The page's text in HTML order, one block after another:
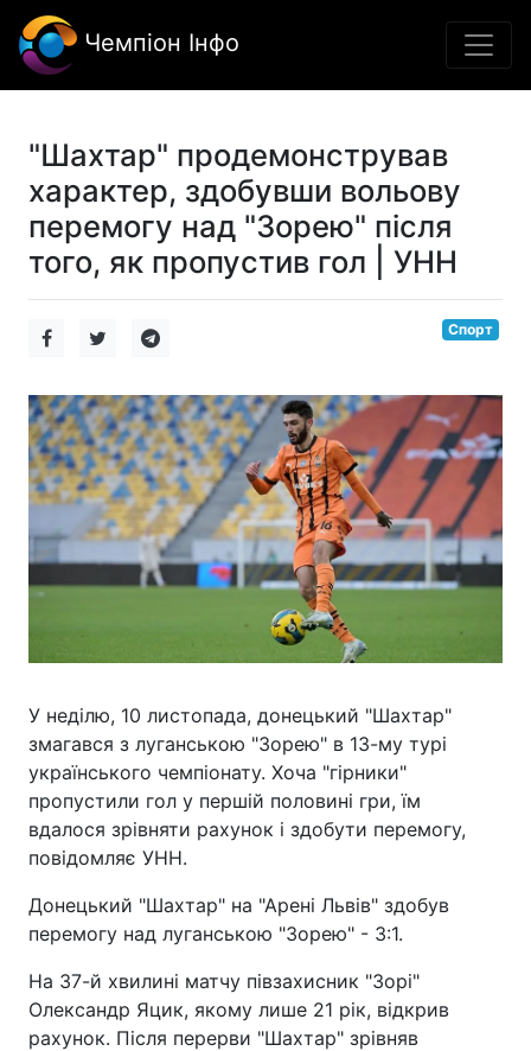
Чемпіон Інфо
"Шахтар" продемонстрував
характер, здобувши вольову
перемогу над "Зорею" після
того, як пропустив гол | УНН
Спорт
У неділю, 10 листопада, донецький "Шахтар"
змагався з луганською "Зорею" в 13-му турі
українського чемпіонату. Хоча "гірники"
пропустили гол у першій половині гри, їм
вдалося зрівняти рахунок і здобути перемогу,
повідомляє УНН.
Донецький "Шахтар" на "Арені Львів" здобув
перемогу над луганською "Зорею" - 3:1.
На 37-й хвилині матчу півзахисник "Зорі"
Олександр Яцик, якому лише 21 рік, відкрив
рахунок. Після перерви "Шахтар" зрівняв